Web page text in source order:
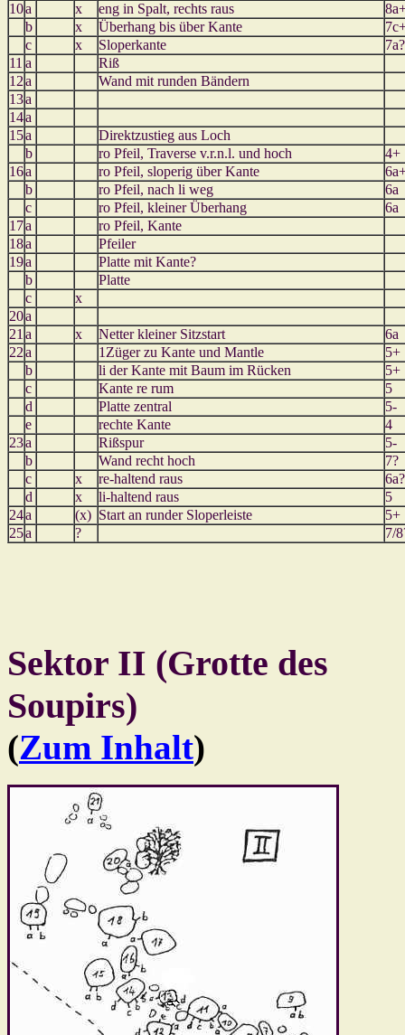
10a x eng in Spalt, rechts raus
b
x Überhang bis über Kante
c
x Sloperkante
7a?
11 a
Riß
12a
Wand mit runden Bändern
13a
14a
15a
Direktzustieg aus Loch
b
ro Pfeil, Traverse v.r.n.l. und hoch
4+
16a ro Pfeil, sloperig über Kante
b
ro Pfeil, nach li weg
6a
c
ro Pfeil, kleiner Überhang
6a
17a
ro Pfeil, Kante
18a
Pfeiler
19a
Platte mit Kante?
b
Platte
c
x
20a
21 a x Netter kleiner Sitzstart
6a
22a 1Züger zu Kante und Mantle
5+
b
li der Kante mit Baum im Rücken
5+
c
Kante re rum
5
d
Platte zentral
5-
e
rechte Kante
4
23a Rißspur
5-
b
Wand recht hoch
7?
c
x re-haltend raus
6a?
d
x li-haltend raus
5
24a (x) Start an runder Sloperleiste
5+
25a ? 7/
Sektor II (Grotte des
Soupirs)
(Zum Inhalt)